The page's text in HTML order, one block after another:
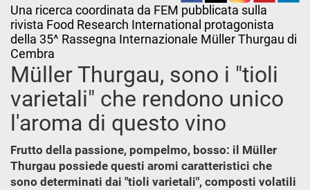
Una ricerca coordinata da FEM pubblicata sulla
rivista Food Research International protagonista
della 35^ Rassegna Internazionale Müller Thurgau di
Cembra
Müller Thurgau, sono i "tioli
varietali" che rendono unico
l'aroma di questo vino
Frutto della passione, pompelmo, bosso: il Müller
Thurgau possiede questi aromi caratteristici che
sono determinati dai "tioli varietali", composti volatili